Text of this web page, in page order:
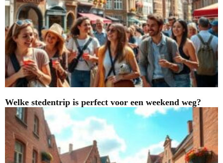
Welke stedentrip is perfect voor een weekend weg?